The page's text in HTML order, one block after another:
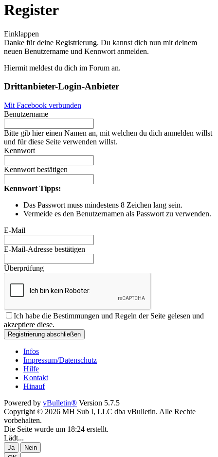
Register
Einklappen
Danke für deine Registrierung. Du kannst dich nun mit deinem
neuen Benutzername und Kennwort anmelden.
Hiermit meldest du dich im Forum an.
Drittanbieter-Login-Anbieter
Mit Facebook verbunden
Benutzername
Bitte gib hier einen Namen an, mit welchen du dich anmelden willst
und für diese Seite verwenden willst.
Kennwort
Kennwort bestätigen
Kennwort Tipps:
Das Passwort muss mindestens 8 Zeichen lang sein.
Vermeide es den Benutzernamen als Passwort zu verwenden.
E-Mail
E-Mail-Adresse bestätigen
Überprüfung
Ich habe die Bestimmungen und Regeln der Seite gelesen und
akzeptiere diese.
Registrierung abschließen
Infos
Impressum/Datenschutz
Hilfe
Kontakt
Hinauf
Powered by vBulletin® Version 5.7.5
Copyright © 2026 MH Sub I, LLC dba vBulletin. Alle Rechte
vorbehalten.
Die Seite wurde um 18:24 erstellt.
Lädt...
Ja
Nein